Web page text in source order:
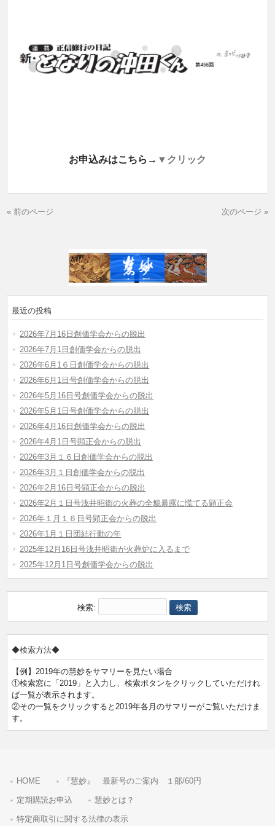
お申込みはこちら→ ▼クリック
« 前のページ 次のページ »
最近の投稿
2026年7月16日創価学会からの脱出
2026年7月1日創価学会からの脱出
2026年6月1６日創価学会からの脱出
2026年6月1日号創価学会からの脱出
2026年5月16日号創価学会からの脱出
2026年5月1日号創価学会からの脱出
2026年4月16日創価学会からの脱出
2026年4月1日号顕正会からの脱出
2026年3月１６日創価学会からの脱出
2026年3月１日創価学会からの脱出
2026年2月16日号顕正会からの脱出
2026年2月１日号浅井昭衛の火葬の全貌暴露に慌てる顕正会
2026年１月１６日号顕正会からの脱出
2026年1月１日団結行動の年
2025年12月16日号浅井昭衛が火葬炉に入るまで
2025年12月1日号創価学会からの脱出
検索:
◆検索方法◆
【例】2019年の慧妙をサマリーを見たい場合
①検索窓に「2019」と入力し、検索ボタンをクリックしていただけれ
ば一覧が表示されます。
②その一覧をクリックすると2019年各月のサマリーがご覧いただけま
す。
HOME 『慧妙』 最新号のご案内 １部/60円
定期購読お申込 慧妙とは？
特定商取引に関する法律の表示